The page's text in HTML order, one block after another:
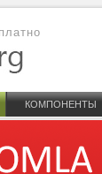
КОМПОНЕНТЫ